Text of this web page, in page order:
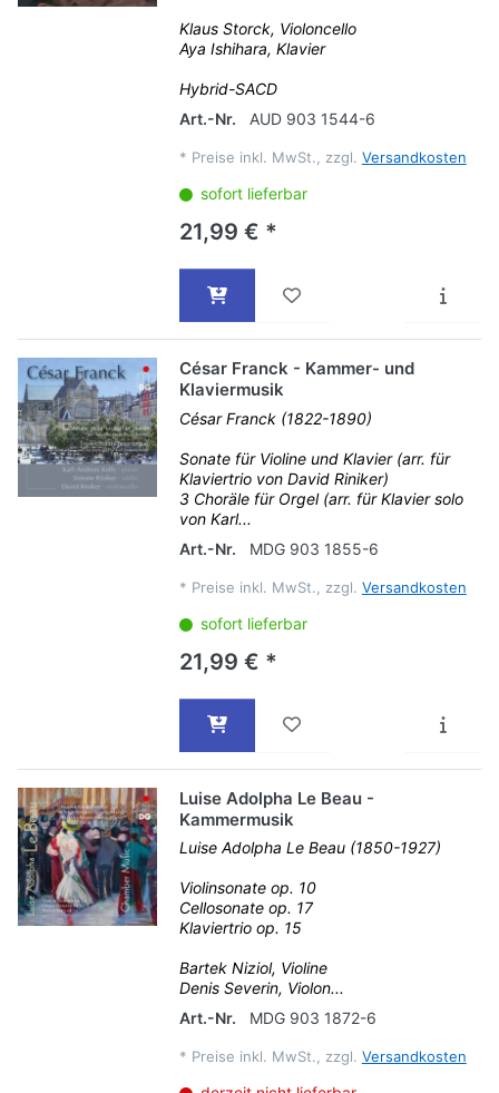
Klaus Storck, Violoncello
Aya Ishihara, Klavier
Hybrid-SACD
Art.-Nr.
AUD 903 1544-6
* Preise inkl. MwSt., zzgl. Versandkosten
sofort lieferbar
21,99 € *
César Franck - Kammer- und
Klaviermusik
César Franck (1822-1890)
Sonate für Violine und Klavier (arr. für
Klaviertrio von David Riniker)
3 Choräle für Orgel (arr. für Klavier solo
von Karl...
Art.-Nr.
MDG 903 1855-6
* Preise inkl. MwSt., zzgl. Versandkosten
sofort lieferbar
21,99 € *
Luise Adolpha Le Beau -
Kammermusik
Luise Adolpha Le Beau (1850-1927)
Violinsonate op. 10
Cellosonate op. 17
Klaviertrio op. 15
Bartek Niziol, Violine
Denis Severin, Violon...
Art.-Nr.
MDG 903 1872-6
* Preise inkl. MwSt., zzgl. Versandkosten